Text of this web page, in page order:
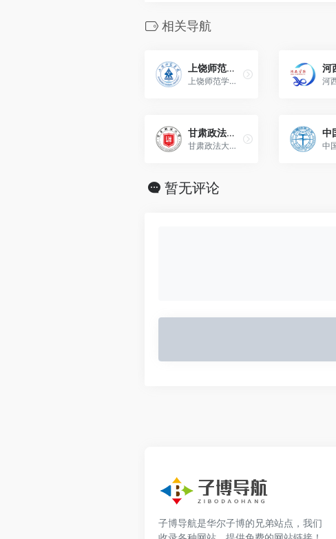
相关导航
上饶师范学院（Shangrao Normal University）
上饶师范学院是全日制普通本科学校，由江西省人民政府与上饶市人民政府共建。
甘肃政法大学（Gansu University of Political Science and Law）
甘肃政法大学位于甘肃省兰州市。由甘肃省人民政府举办、教育部批准的省属普通高等学校。
暂无评论
子博导航是华尔子博的兄弟站点，我们